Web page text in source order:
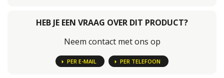
HEB JE EEN VRAAG OVER DIT PRODUCT?
Neem contact met ons op
PER E-MAIL PER TELEFOON